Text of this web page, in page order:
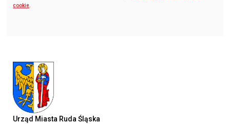
cookie.
Urząd Miasta Ruda Śląska